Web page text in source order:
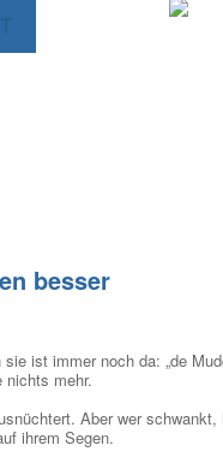
besser
ist immer noch da: „de
nichts mehr.
Aber wer
ihrem Segen.